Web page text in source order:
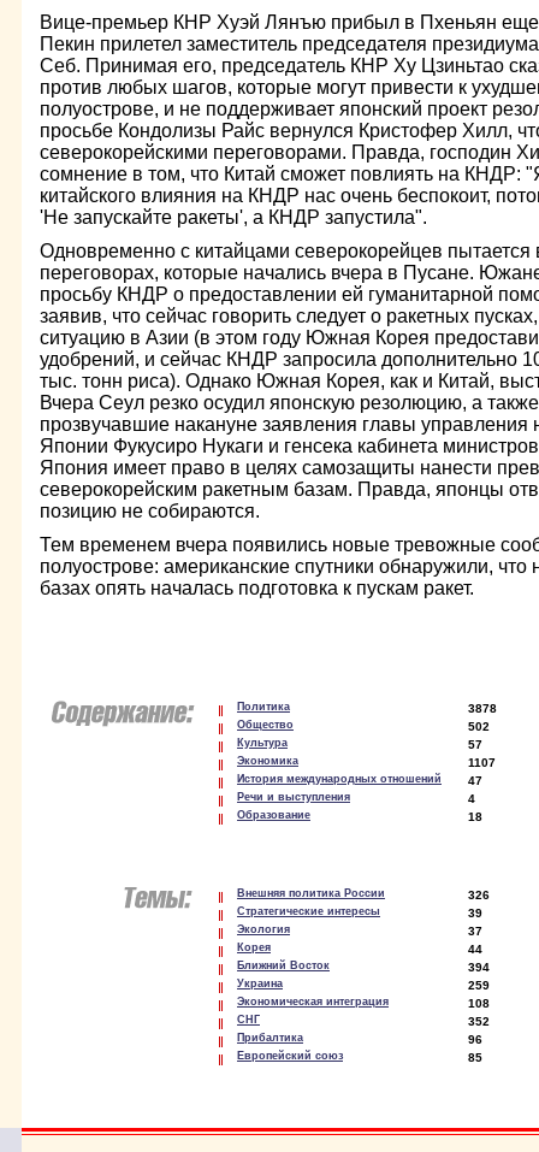
Вице-премьер КНР Хуэй Лянъю прибыл в Пхеньян еще
Пекин прилетел заместитель председателя
Себ. Принимая его, председатель КНР Ху Цзиньтао
против любых шагов, которые могут привести к
полуострове, и не поддерживает японский проект
просьбе Кондолизы Райс вернулся Кристофер Хилл,
северокорейскими переговорами. Правда, господин
сомнение в том, что Китай сможет повлиять на КНДР:
китайского влияния на КНДР нас очень беспокоит,
'Не запускайте ракеты', а КНДР запустила".
Одновременно с китайцами северокорейцев
переговорах, которые начались вчера в Пусане.
просьбу КНДР о предоставлении ей гуманитарной
заявив, что сейчас говорить следует о ракетных
ситуацию в Азии (в этом году Южная Корея
удобрений, и сейчас КНДР запросила дополнительно
тыс. тонн риса). Однако Южная Корея, как и Китай,
Вчера Сеул резко осудил японскую резолюцию, а
прозвучавшие накануне заявления главы
Японии Фукусиро Нукаги и генсека кабинета
Япония имеет право в целях самозащиты нанести
северокорейским ракетным базам. Правда, японцы
позицию не собираются.
Тем временем вчера появились новые тревожные
полуострове: американские спутники обнаружили, что
базах опять началась подготовка к пускам ракет.
Политика 3878
Общество 502
Культура 57
Экономика 1107
История международных отношений 47
Речи и выступления 4
Образование 18
Внешняя политика России 326
Стратегические интересы 39
Экология 37
Корея 44
Ближний Восток 394
Украина 259
Экономическая интеграция 108
СНГ 352
Прибалтика 96
Европейский союз 85